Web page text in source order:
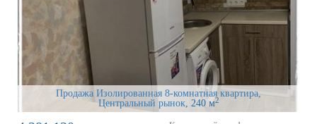
Продажа Изолированная 8-комнатная квартира,
Центральный рынок, 240 м2